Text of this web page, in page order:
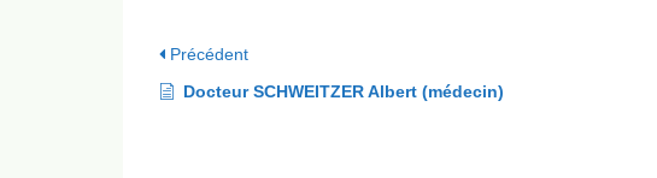
Précédent
Docteur SCHWEITZER Albert (médecin)